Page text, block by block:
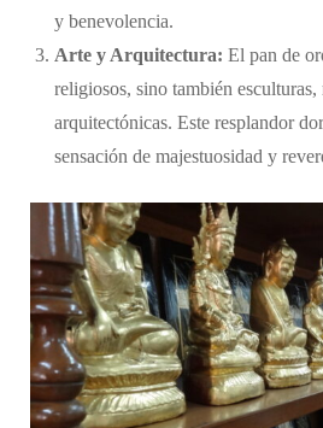
y benevolencia.
Arte y Arquitectura: El pan de
religiosos, sino también esculturas,
arquitectónicas. Este resplandor
sensación de majestuosidad y